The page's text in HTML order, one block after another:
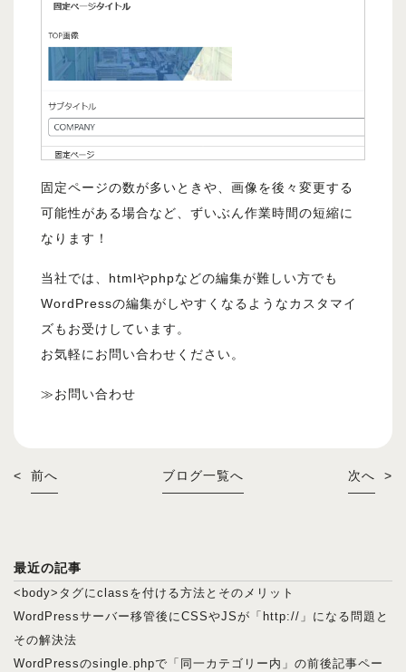
固定ページの数が多いときや、画像を後々変更する
可能性がある場合など、ずいぶん作業時間の短縮に
なります！
当社では、htmlやphpなどの編集が難しい方でも
WordPressの編集がしやすくなるようなカスタマイ
ズもお受けしています。
お気軽にお問い合わせください。
≫お問い合わせ
< 前へ 次へ >
ブログ一覧へ
最近の記事
<body>タグにclassを付ける方法とそのメリット
WordPressサーバー移管後にCSSやJSが「http://」になる問題と
その解決法
WordPressのsingle.phpで「同一カテゴリー内」の前後記事ペー